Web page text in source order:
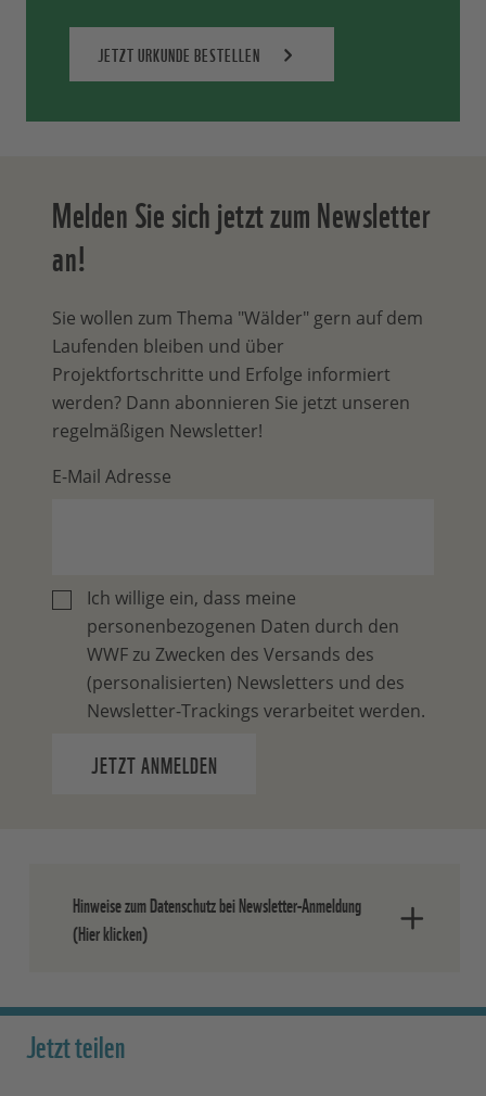
JETZT URKUNDE BESTELLEN
Melden Sie sich jetzt zum Newsletter
an!
Sie wollen zum Thema "Wälder" gern auf dem
Laufenden bleiben und über
Projektfortschritte und Erfolge informiert
werden? Dann abonnieren Sie jetzt unseren
regelmäßigen Newsletter!
E-Mail Adresse
Ich willige ein, dass meine
personenbezogenen Daten durch den
WWF zu Zwecken des Versands des
(personalisierten) Newsletters und des
Newsletter-Trackings verarbeitet werden.
JETZT ANMELDEN
Hinweise zum Datenschutz bei Newsletter-Anmeldung
(Hier klicken)
Nach dem Absenden der Daten senden
wir Ihnen eine E-Mail, in der Sie die
Anmeldung bestätigen müssen.
Jetzt teilen